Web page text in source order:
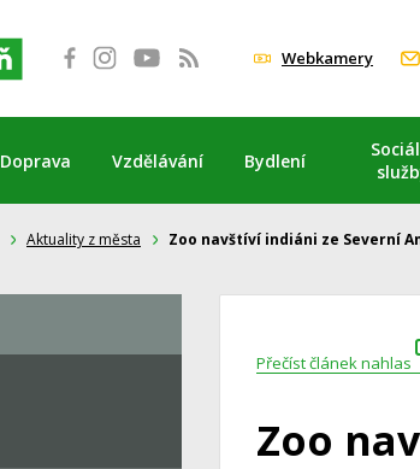
Webkamery
Doprava Vzdělávání Bydlení
Aktuality z města Zoo navštíví indiáni ze Severní
Přečíst článek nahlas
Zoo